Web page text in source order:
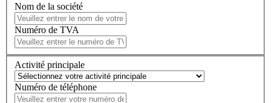
Nom de la société
Numéro de TVA
Activité principale
Numéro de téléphone